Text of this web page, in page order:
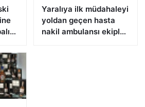
Yaralıya ilk müdahaleyi
yoldan geçen hasta
nakil ambulansı ekipleri